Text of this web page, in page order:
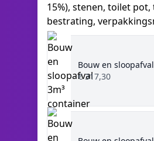
15%), stenen, toilet
bestrating,
Bouw en
€ 317,30